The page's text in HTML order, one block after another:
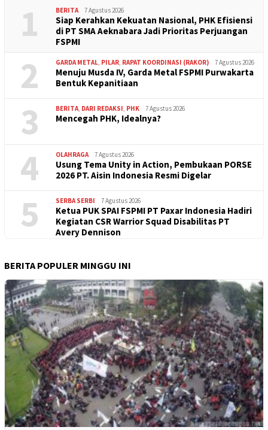
1 BERITA 7 Agustus 2026
Siap Kerahkan Kekuatan Nasional, PHK Efisiensi
di PT SMA Aeknabara Jadi Prioritas Perjuangan
FSPMI
2 GARDA METAL, PILAR, RAPAT KOORDINASI (RAKOR) 7 Agustus 2026
Menuju Musda IV, Garda Metal FSPMI Purwakarta
Bentuk Kepanitiaan
3 BERITA, DARI REDAKSI, PHK 7 Agustus 2026
Mencegah PHK, Idealnya?
4 OLAHRAGA 7 Agustus 2026
Usung Tema Unity in Action, Pembukaan PORSE
2026 PT. Aisin Indonesia Resmi Digelar
5 SERBA SERBI 7 Agustus 2026
Ketua PUK SPAI FSPMI PT Paxar Indonesia Hadiri
Kegiatan CSR Warrior Squad Disabilitas PT
Avery Dennison
BERITA POPULER MINGGU INI